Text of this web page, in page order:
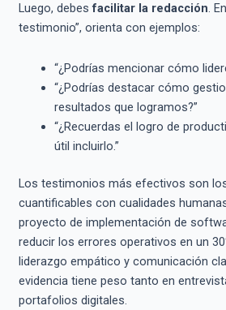
Luego, debesfacilitar la redacción.
testimonio”, orienta con ejemplos:
“¿Podrías mencionar cómo
“¿Podrías destacar cómo
resultados que logramos?”
“¿Recuerdas el logro de
útil incluirlo.”
Los testimonios más efectivos son
cuantificables con cualidades
proyecto de implementación de
reducir los errores operativos en un
liderazgo empático y comunicación
evidencia tiene peso tanto en
portafolios digitales.